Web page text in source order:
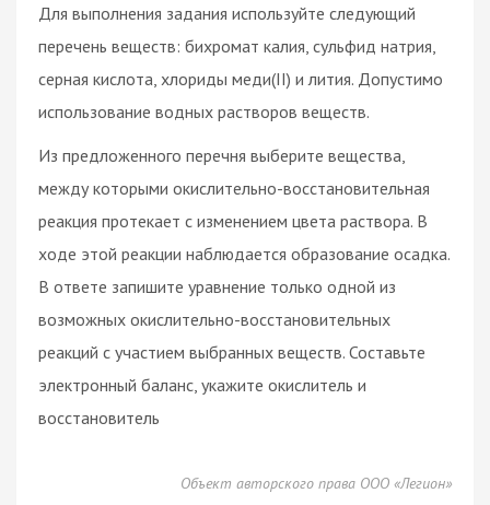
Для выполнения задания используйте следующий
перечень веществ: бихромат калия, сульфид натрия,
серная кислота, хлориды меди(II) и лития. Допустимо
использование водных растворов веществ.
Из предложенного перечня выберите вещества,
между которыми окислительно-восстановительная
реакция протекает с изменением цвета раствора. В
ходе этой реакции наблюдается образование осадка.
В ответе запишите уравнение только одной из
возможных окислительно-восстановительных
реакций с участием выбранных веществ. Составьте
электронный баланс, укажите окислитель и
восстановитель
Объект авторского права ООО «Легион»